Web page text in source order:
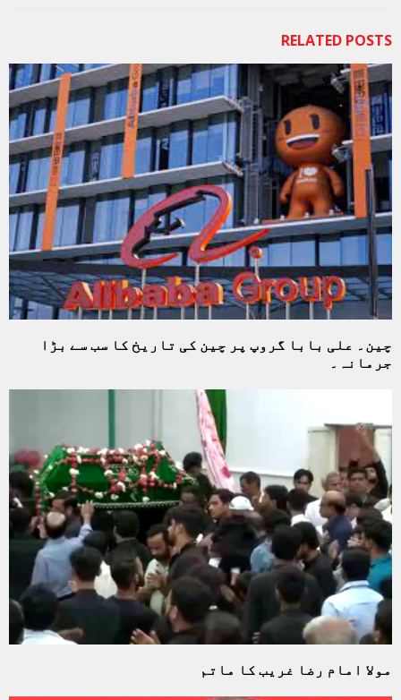
RELATED POSTS
چین۔ علی بابا گروپ پر چین کی تاریخ کا سب سے بڑا
جرمانہ۔
مولا امام رضا غریب کا ماتم